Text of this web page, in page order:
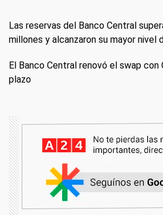
Las reservas del Banco Central
millones y alcanzaron su mayor nivel
El Banco Central renovó el swap con
plazo